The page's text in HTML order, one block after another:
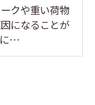
クや重い荷物
になることが
に…